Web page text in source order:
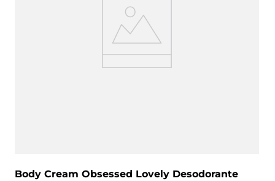
Body Cream Obsessed Lovely Desodorante